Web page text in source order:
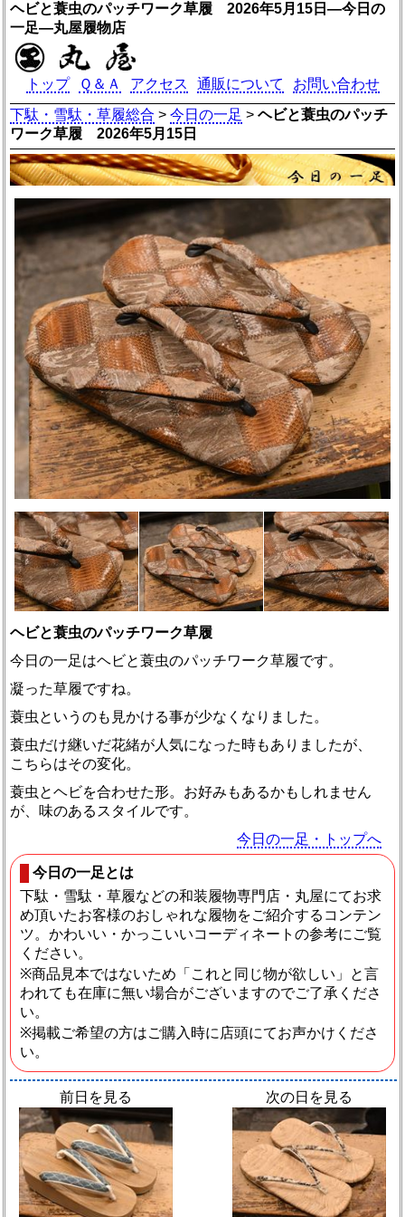
ヘビと蓑虫のパッチワーク草履 2026年5月15日―今日の
一足―丸屋履物店
トップ Ｑ＆Ａ アクセス 通販について
お問い合わせ
下駄・雪駄・草履総合 >今日の一足 >ヘビと蓑虫のパッチ
ワーク草履 2026年5月15日
ヘビと蓑虫のパッチワーク草履
今日の一足はヘビと蓑虫のパッチワーク草履です。
凝った草履ですね。
蓑虫というのも見かける事が少なくなりました。
蓑虫だけ継いだ花緒が人気になった時もありましたが、
こちらはその変化。
蓑虫とヘビを合わせた形。お好みもあるかもしれません
が、味のあるスタイルです。
今日の一足・トップへ
今日の一足とは
下駄・雪駄・草履などの和装履物専門店・丸屋にてお求
め頂いたお客様のおしゃれな履物をご紹介するコンテン
ツ。かわいい・かっこいいコーディネートの参考にご覧
ください。
※商品見本ではないため「これと同じ物が欲しい」と言
われても在庫に無い場合がございますのでご了承くださ
い。
※掲載ご希望の方はご購入時に店頭にてお声かけくださ
い。
前日を見る 次の日を見る